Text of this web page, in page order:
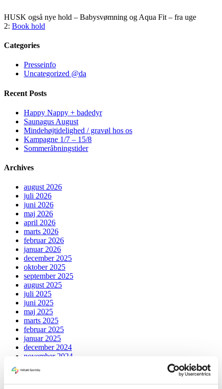
HUSK også nye hold – Babysvømning og Aqua Fit – fra uge
2: Book hold
Categories
Presseinfo
Uncategorized @da
Recent Posts
Happy Nappy + badedyr
Saunagus August
Mindehøjtidelighed / gravøl hos os
Kampagne 1/7 – 15/8
Sommeråbningstider
Archives
august 2026
juli 2026
juni 2026
maj 2026
april 2026
marts 2026
februar 2026
januar 2026
december 2025
oktober 2025
september 2025
august 2025
juli 2025
juni 2025
maj 2025
marts 2025
februar 2025
januar 2025
december 2024
november 2024
september 2024
juli 2024